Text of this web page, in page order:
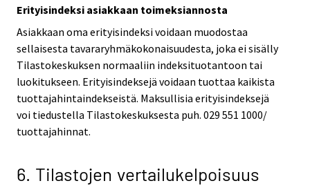
Erityisindeksi asiakkaan toimeksiannosta
Asiakkaan oma erityisindeksi voidaan muodostaa
sellaisesta tavararyhmäkokonaisuudesta, joka ei sisälly
Tilastokeskuksen normaaliin indeksituotantoon tai
luokitukseen. Erityisindeksejä voidaan tuottaa kaikista
tuottajahintaindekseistä. Maksullisia erityisindeksejä
voi tiedustella Tilastokeskuksesta puh. 029 551 1000/
tuottajahinnat.
6. Tilastojen vertailukelpoisuus